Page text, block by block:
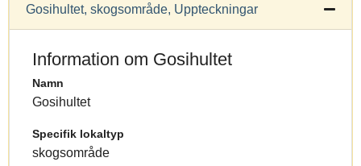
Gosihultet, skogsområde, Uppteckningar
Information om Gosihultet
Namn
Gosihultet
Specifik lokaltyp
skogsområde